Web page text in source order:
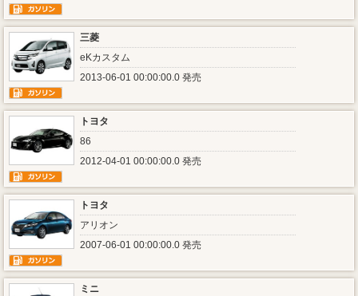
三菱
eKカスタム
2013-06-01 00:00:00.0 発売
トヨタ
86
2012-04-01 00:00:00.0 発売
トヨタ
アリオン
2007-06-01 00:00:00.0 発売
ミニ